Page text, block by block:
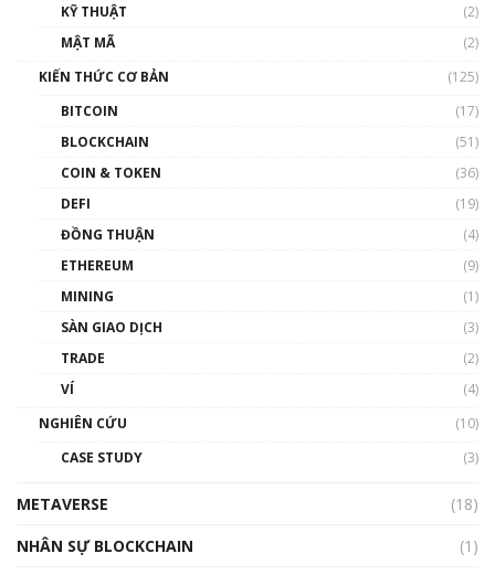
00:43:47
như thể nào?
00:39:31
Phổ cập Blockchain
thống & Crypto qua các cuộc chiến | Phổ cập
01:32:59
KỸ THUẬT
(2)
MẬT MÃ
(2)
KIẾN THỨC CƠ BẢN
(125)
BITCOIN
(17)
BLOCKCHAIN
(51)
COIN & TOKEN
(36)
DEFI
(19)
ĐỒNG THUẬN
(4)
ETHEREUM
(9)
MINING
(1)
SÀN GIAO DỊCH
(3)
TRADE
(2)
VÍ
(4)
NGHIÊN CỨU
(10)
CASE STUDY
(3)
METAVERSE
(18)
NHÂN SỰ BLOCKCHAIN
(1)